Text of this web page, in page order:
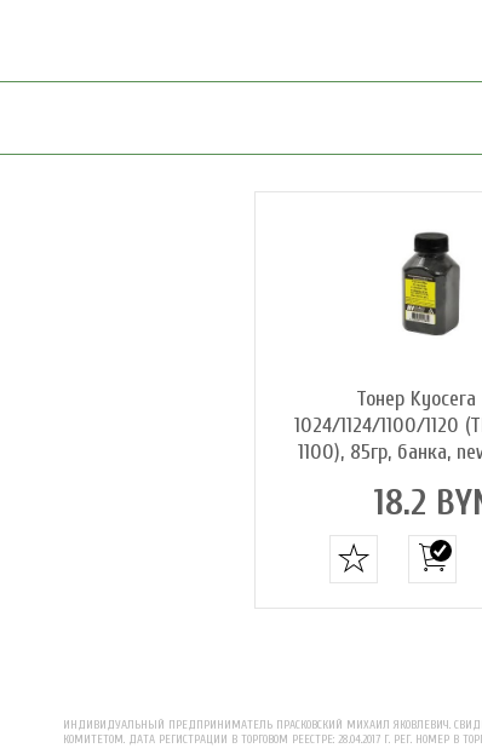
Тонер Kyocera
1024/1124/1100/1120
1100), 85гр, банка,
18.2
ИНДИВИДУАЛЬНЫЙ ПРЕДПРИНИМАТЕЛЬ ПРАСКОВСКИЙ МИХАИЛ ЯКОВЛЕВИЧ.
КОМИТЕТОМ. ДАТА РЕГИСТРАЦИИ В ТОРГОВОМ РЕЕСТРЕ: 28.04.2017 Г. РЕГ. НОМЕР В